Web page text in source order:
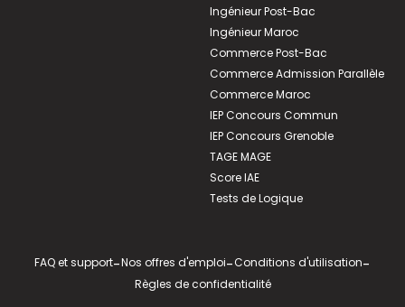
Ingénieur Post-Bac
Ingénieur Maroc
Commerce Post-Bac
Commerce Admission Parallèle
Commerce Maroc
IEP Concours Commun
IEP Concours Grenoble
TAGE MAGE
Score IAE
Tests de Logique
FAQ et support-Nos offres d'emploi-Conditions d'utilisation-
Règles de confidentialité